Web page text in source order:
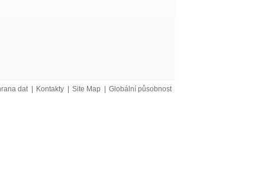
dat Kontakty Site Map Globální působnost